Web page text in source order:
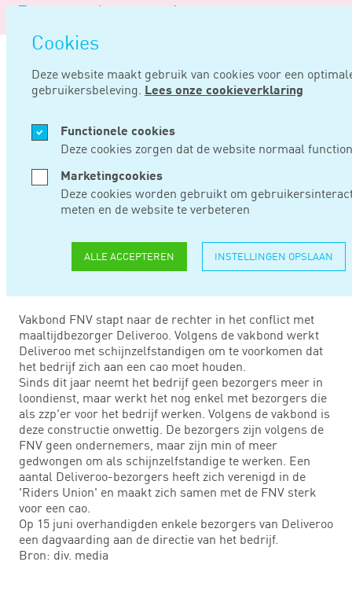
overslaan
Cookies
Deze website maakt gebruik van cookies voor een
gebruikersbeleving. Lees onze cookieverklaring
Functionele cookies
Deze cookies zorgen dat de website normaal
Marketingcookies
Deze cookies worden gebruikt om
meten en de website te verbeteren
ALLE ACCEPTEREN INSTELLINGEN OPSLAAN
Logo
Noord
Negentig
JUN 20, 2018
FNV NAAR RECHTER
OM
Vakbond FNV stapt naar de rechter in het conflict met
maaltijdbezorger Deliveroo. Volgens de vakbond werkt
Deliveroo met schijnzelfstandigen om te voorkomen dat
het bedrijf zich aan een cao moet houden.
Sinds dit jaar neemt het bedrijf geen bezorgers meer in
loondienst, maar werkt het nog enkel met bezorgers die
als zzp'er voor het bedrijf werken. Volgens de vakbond is
deze constructie onwettig. De bezorgers zijn volgens de
FNV geen ondernemers, maar zijn min of meer
gedwongen om als schijnzelfstandige te werken. Een
aantal Deliveroo-bezorgers heeft zich verenigd in de
'Riders Union' en maakt zich samen met de FNV sterk
voor een cao.
Op 15 juni overhandigden enkele bezorgers van Deliveroo
een dagvaarding aan de directie van het bedrijf.
Bron: div. media